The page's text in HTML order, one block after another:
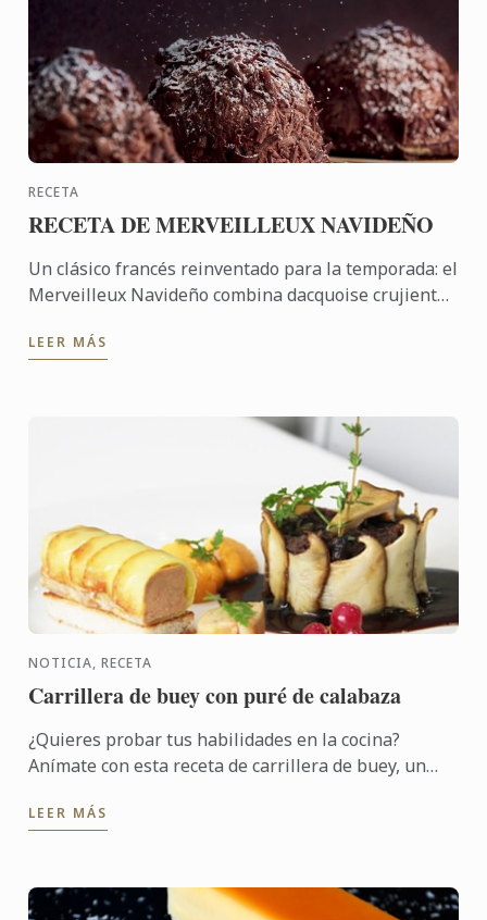
RECETA
RECETA DE MERVEILLEUX NAVIDEÑO
Un clásico francés reinventado para la temporada: el
Merveilleux Navideño combina dacquoise crujiente,
para ...
LEER MÁS
NOTICIA, RECETA
Carrillera de buey con puré de calabaza
¿Quieres probar tus habilidades en la cocina?
Anímate con esta receta de carrillera de buey, un
con una buena ...
LEER MÁS